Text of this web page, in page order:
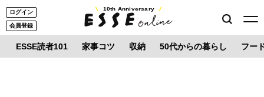
ログイン
会員登録
10th Anniversary
ESSE読者101 家事コツ 収納 50代からの暮らし フー